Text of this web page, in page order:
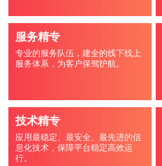
服务精专
专业的服务队伍，建全的线下线上
服务体系，为客户保驾护航。
技术精专
应用最稳定、最安全、最先进的信
息化技术，保障平台稳定高效运
行。